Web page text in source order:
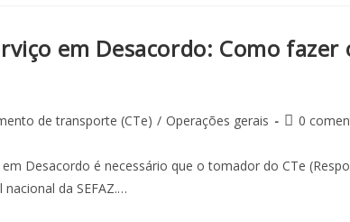
em Desacordo: Como
de transporte (CTe) / Operações gerais 0
Desacordo é necessário que o tomador do CTe
da SEFAZ.…